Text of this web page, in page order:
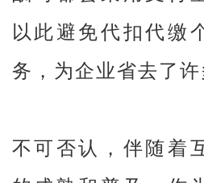
以此避免代扣代缴
务，为企业省去了许
不可否认，伴随着